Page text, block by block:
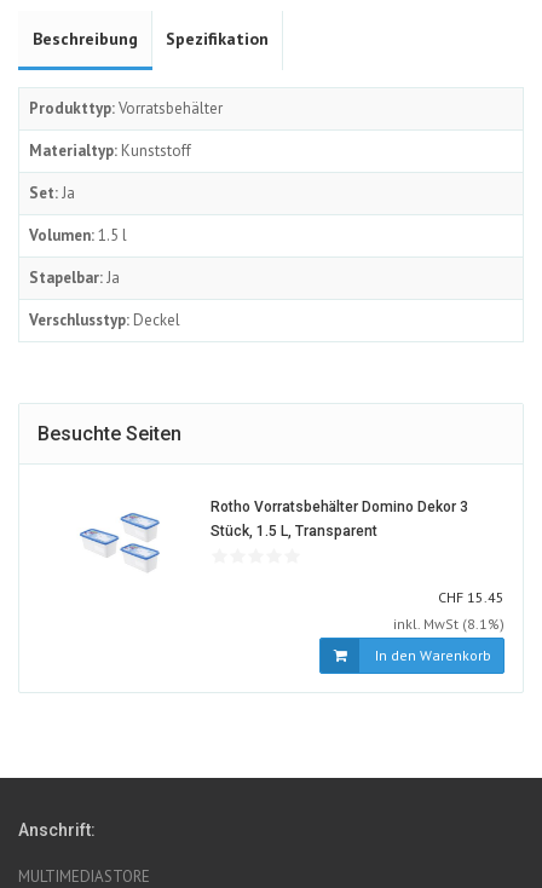
Beschreibung Spezifikation
Produkttyp:Vorratsbehälter
Materialtyp: Kunststoff
Set:Ja
Volumen:1.5 l
Stapelbar:Ja
Verschlusstyp: Deckel
Besuchte Seiten
Rotho Vorratsbehälter Domino Dekor 3
Stück, 1.5 L, Transparent511973-
CHF CHF
15.45
inkl. MwSt (8.1%)
In den Warenkorb
Anschrift:
MULTIMEDIASTORE